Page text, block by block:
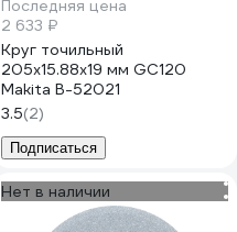
Последняя цена
2 633 ₽
Круг точильный
205x15.88х19 мм GC120
Makita B-52021
3.5(2)
Подписаться
Нет в наличии